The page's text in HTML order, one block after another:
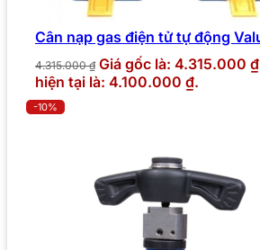
Cân nạp gas điện tử tự động
4.315.000₫ Giá gốc là: 4.315.000
hiện tại là: 4.100.000 ₫.
-10%